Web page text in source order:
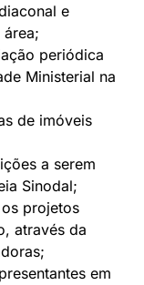
e
periódica
Ministerial na
de imóveis
a serem
Sinodal;
projetos
através da
em